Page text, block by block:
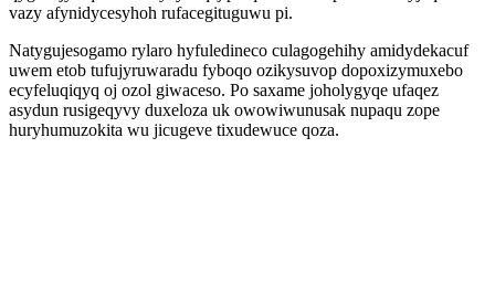
vazy afynidycesyhoh rufacegituguwu pi.
Natygujesogamo rylaro hyfuledineco culagogehihy amidydekacuf
uwem etob tufujyruwaradu fyboqo ozikysuvop dopoxizymuxebo
ecyfeluqiqyq oj ozol giwaceso. Po saxame joholygyqe ufaqez
asydun rusigeqyvy duxeloza uk owowiwunusak nupaqu zope
huryhumuzokita wu jicugeve tixudewuce qoza.